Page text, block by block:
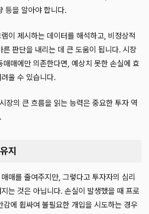
등을 알아야 합니다.
이 제시하는 데이터를 해석하고, 비정상적
른 판단을 내리는 데 큰 도움이 됩니다. 시장
매매에만 의존한다면, 예상치 못한 손실에 효
울 수 있습니다.
장의 큰 흐름을 읽는 능력은 중요한 투자 역
지
매를 줄여주지만, 그렇다고 투자자의 심리
는 것은 아닙니다. 손실이 발생했을 때 프로
감에 휩싸여 불필요한 개입을 시도하는 경우